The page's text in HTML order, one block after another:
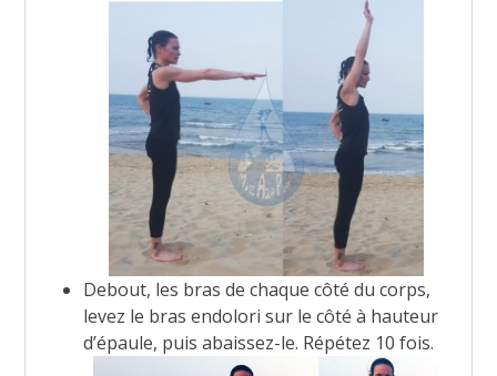
Debout, les bras de chaque côté du corps,
levez le bras endolori sur le côté à hauteur
d’épaule, puis abaissez-le. Répétez 10 fois.